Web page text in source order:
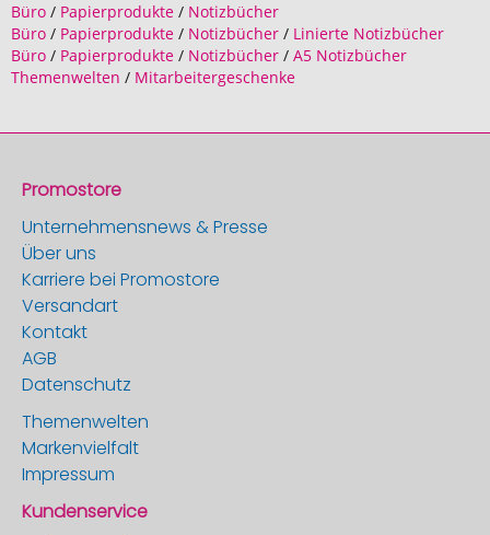
Büro / Papierprodukte / Notizbücher
Büro / Papierprodukte / Notizbücher / Linierte Notizbücher
Büro / Papierprodukte / Notizbücher / A5 Notizbücher
Themenwelten / Mitarbeitergeschenke
Promostore
Unternehmensnews & Presse
Über uns
Karriere bei Promostore
Versandart
Kontakt
AGB
Datenschutz
Themenwelten
Markenvielfalt
Impressum
Kundenservice